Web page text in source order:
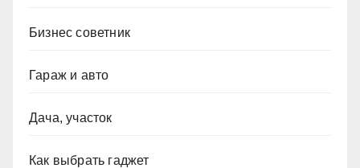
Бизнес советник
Гараж и авто
Дача, участок
Как выбрать гаджет